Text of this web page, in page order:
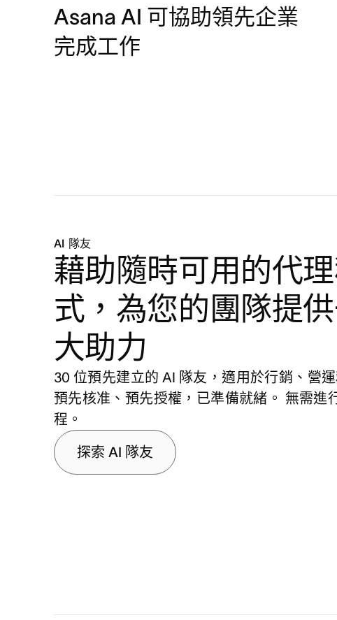
Asana AI 可協助領先企業
完成工作
AI 隊友
藉助隨時可用的代
式，為您的團隊提
大助力
30 位預先建立的 AI 隊友，適用於行銷、營運
預先核准、預先授權，已準備就緒。 無需進
程。
探索 AI 隊友